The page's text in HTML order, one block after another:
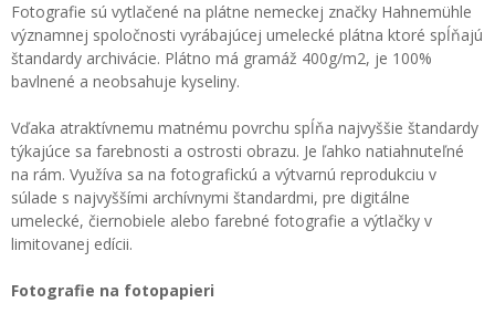
Fotografie sú vytlačené na plátne nemeckej značky Hahnemühle
významnej spoločnosti vyrábajúcej umelecké plátna ktoré spĺňajú
štandardy archivácie. Plátno má gramáž 400g/m2, je 100%
bavlnené a neobsahuje kyseliny.
Vďaka atraktívnemu matnému povrchu spĺňa najvyššie štandardy
týkajúce sa farebnosti a ostrosti obrazu. Je ľahko natiahnuteľné
na rám. Využíva sa na fotografickú a výtvarnú reprodukciu v
súlade s najvyššími archívnymi štandardmi, pre digitálne
umelecké, čiernobiele alebo farebné fotografie a výtlačky v
limitovanej edícii.
Fotografie na fotopapieri